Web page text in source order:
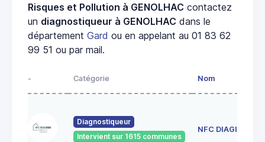
Risques et Pollution à GENOLHAC contactez
un diagnostiqueur à GENOLHAC dans le
département Gard ou en appelant au 01 83 62
99 51 ou par mail.
- Catégorie Nom
Diagnostiqueur
Intervient sur 1615 communes
NFC DIAGIMMO